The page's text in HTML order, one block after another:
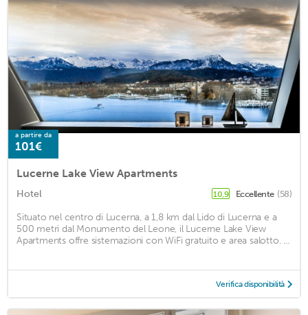
a partire da
101€
Lucerne Lake View Apartments
Hotel 10,9 Eccellente (58)
Situato nel centro di Lucerna, a 1,8 km dal Lido di Lucerna e a
500 metri dal Monumento del Leone, il Lucerne Lake View
Apartments offre sistemazioni con WiFi gratuito e area salotto. ...
Verifica disponibilità